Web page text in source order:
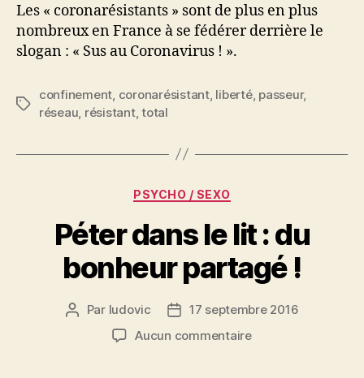
Les « coronarésistants » sont de plus en plus
nombreux en France à se fédérer derrière le
slogan : « Sus au Coronavirus ! ».
Étiquettes
confinement coronarésistant, liberté, passeur,
réseau résistant,total
Catégories
PSYCHO / SEXO
Péter dans le lit : du
bonheur partagé !
Auteur
Par ludovic
Date17 septembre 2016
Aucun commentairesur